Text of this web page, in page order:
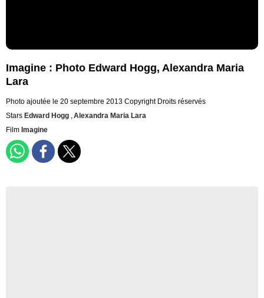
Imagine : Photo Edward Hogg, Alexandra Maria
Lara
Photo ajoutée le 20 septembre 2013 Copyright Droits réservés
Stars Edward Hogg ,Alexandra Maria Lara
Film Imagine